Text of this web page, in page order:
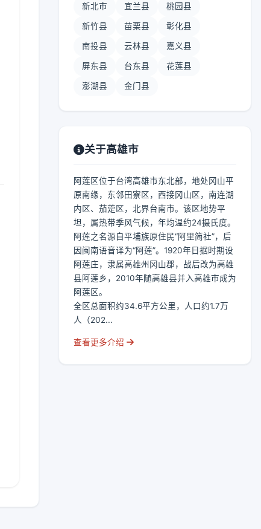
新北市 宜兰县 桃园县
新竹县 苗栗县 彰化县
南投县 云林县 嘉义县
屏东县 台东县 花莲县
澎湖县 金门县
关于高雄市
阿莲区位于台湾高雄市东北部，地处冈山平
原南缘，东邻田寮区，西接冈山区，南连湖
内区、茄萣区，北界台南市。该区地势平
坦，属热带季风气候，年均温约24摄氏度。
阿莲之名源自平埔族原住民“阿里简社”，后
因闽南语音译为“阿莲”。1920年日据时期设
阿莲庄，隶属高雄州冈山郡，战后改为高雄
县阿莲乡，2010年随高雄县并入高雄市成为
阿莲区。
全区总面积约34.6平方公里，人口约1.7万
人（202...
查看更多介绍